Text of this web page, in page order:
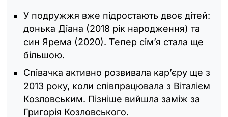
У подружжя вже підростають двоє дітей:
донька Діана (2018 рік народження) та
син Ярема (2020). Тепер сім’я стала ще
більшою.
Співачка активно розвивала кар’єру ще з
2013 року, коли співпрацювала з Віталієм
Козловським. Пізніше вийшла заміж за
Григорія Козловського.